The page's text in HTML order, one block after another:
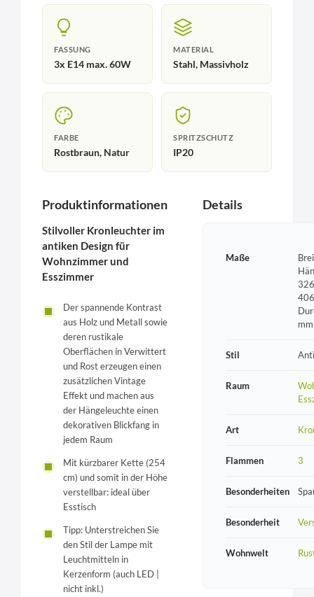
FASSUNG
3x E14 max. 60W
MATERIAL
Stahl, Massivholz
FARBE
Rostbraun, Natur
SPRITZSCHUTZ
IP20
Produktinformationen
Stilvoller Kronleuchter im
antiken Design für
Wohnzimmer und
Esszimmer
Der spannende Kontrast
aus Holz und Metall sowie
deren rustikale
Oberflächen in Verwittert
und Rost erzeugen einen
zusätzlichen Vintage
Effekt und machen aus
der Hängeleuchte einen
dekorativen Blickfang in
jedem Raum
Mit kürzbarer Kette (254
cm) und somit in der Höhe
verstellbar: ideal über
Esstisch
Tipp: Unterstreichen Sie
den Stil der Lampe mit
Leuchtmitteln in
Kerzenform (auch LED |
nicht inkl.)
Details
Maße
mm
Stil
Raum
Art
Flammen 3
Besonderheiten
Besonderheit
Wohnwelt